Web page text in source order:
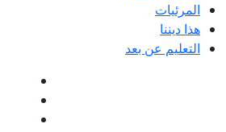
المرئيات
هذا ديننا
التعليم عن بعد